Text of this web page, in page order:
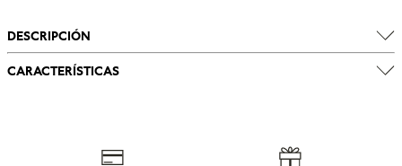
DESCRIPCIÓN
CARACTERÍSTICAS